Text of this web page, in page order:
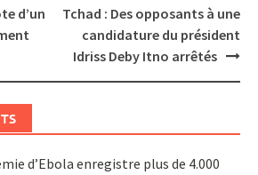
d’un
Tchad : Des opposants à une
candidature du président
Idriss Deby Itno arrêtés
d’Ebola enregistre plus de 4.000